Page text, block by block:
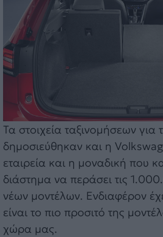
Τα στοιχεία ταξινομήσεων
δημοσιεύθηκαν και η
εταιρεία και η μοναδική που
διάστημα να περάσει τις
νέων μοντέλων. Ενδιαφέρον
είναι το πιο προσιτό της
χώρα μας.